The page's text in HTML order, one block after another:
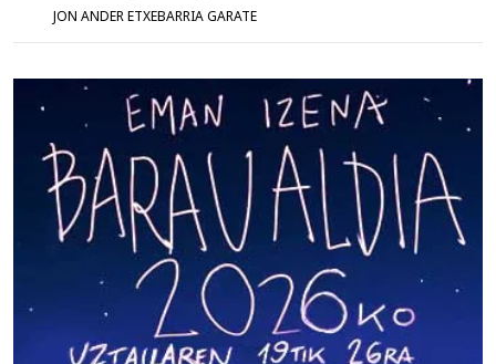
JON ANDER ETXEBARRIA GARATE